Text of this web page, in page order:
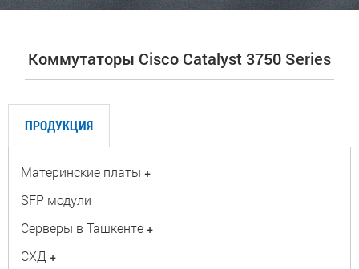
КАТАЛОГ
Коммутаторы Cisco Catalyst 3750 Series
ПРОДУКЦИЯ
Материнские платы +
SFP модули
Серверы в Ташкенте +
СХД +